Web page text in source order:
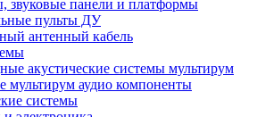
звуковые панели и платформы
пульты ДУ
антенный кабель
акустические системы мультирум
мультирум аудио компоненты
системы